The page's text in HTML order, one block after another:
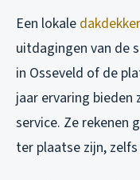
Een lokale
uitdagingen van de
in Osseveld of de
jaar ervaring
service. Ze rekenen
ter plaatse zijn,